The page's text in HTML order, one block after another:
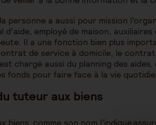
personne a aussi pour mission
d’aide, employé de maison,
Il a une fonction bien plus
de service à domicile, le
chargé aussi du planning des
fonds pour faire face à la vie
tuteur aux biens
biens, comme son nom l’indique